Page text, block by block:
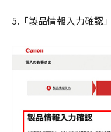
5.「製品情報入力確認